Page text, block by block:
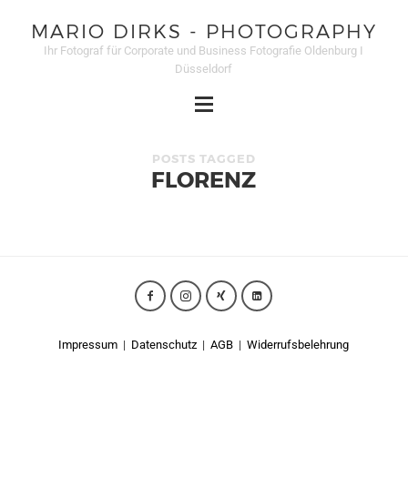
MARIO DIRKS - PHOTOGRAPHY
Ihr Fotograf für Corporate und Business Fotografie Oldenburg I
Düsseldorf
POSTS TAGGED
FLORENZ
Impressum | Datenschutz |AGB |Widerrufsbelehrung